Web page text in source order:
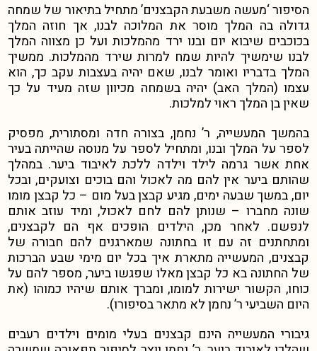
הסיפור ‘מעשה משבעת הקבצנים’ מתחיל בתיאור של שמחה
גדולה בה המלך מוסר את המלוכה לבנו, אך חוזה המלך
בכוכבים שיבוא יום ובנו ירד מהמלכות ועל כן מצווה המלך
לבנו שימשיך להיות שמח למרות שירד מהמלכות. ממשיך
המלך בדבריו ואומר לבנו, שאם יהיה בעצבות עקב כך, הוא
עצמו (המלך האב) יהיה בשמחה מכיוון שזה מעיד על כך
שאין בן המלך ראוי למלכות.
בהמשך המעשייה, ר’ נחמן, בצורה חדה ומסתורית, מפסיק
לספר על המלך ובנו, ומתחיל לספר על מנוסה שהייתה בעיר
אחת אשר גרמה לילד וילדה ללכת לאיבוד ביער. במהלך
שהותם ביער אין להם מה לאכול והם בוכים וצועקים, ובכל
יום, במשך שבעה ימים, מגיע קבצן בעל מום – כל קבצן מומו
שונה מחברו – שנותן להם לחם לאכול, ומיד עוזב אותם
לנפשם. לאחר מכן, הילדים הופכים אף הם לקבצנים,
ומתחתנים זה עם זו בחתונה שמארגנים להם חבורה של
קבצנים, המעשייה מתארת איך בכל יום מימי שבע הברכות
של החתונה בא כל קבצן מאלו שפגשו ביער, מספר להם על
כוחו, הקשור ישירות למומו, ומברך אותם שיהיו כמוהו (את
היום השביעי ר’ נחמן לא מתאר בסיפורו).
גיבורי המעשייה הינם קבצנים בעלי מומים וילדים רעבים